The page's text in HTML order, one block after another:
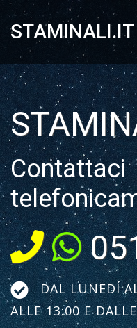
STAMINALI.IT
Contattaci
DAL LUNEDÍ
ALLE 13:00 E